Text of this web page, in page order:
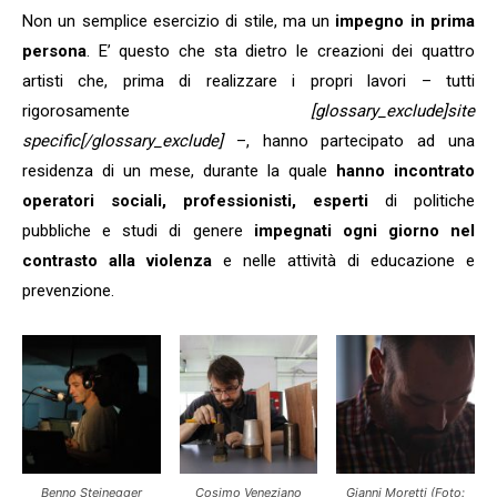
Non un semplice esercizio di stile, ma un impegno in prima
persona. E’ questo che sta dietro le creazioni dei quattro
artisti che, prima di realizzare i propri lavori – tutti
rigorosamente [glossary_exclude]site
specific[/glossary_exclude]–, hanno partecipato ad una
residenza di un mese, durante la quale
hanno incontrato
operatori sociali, professionisti, esperti di politiche
pubbliche e studi di genere impegnati ogni giorno nel
contrasto alla violenza e nelle attività di educazione e
prevenzione.
Benno Steinegger Cosimo Veneziano
Gianni Moretti (Foto: